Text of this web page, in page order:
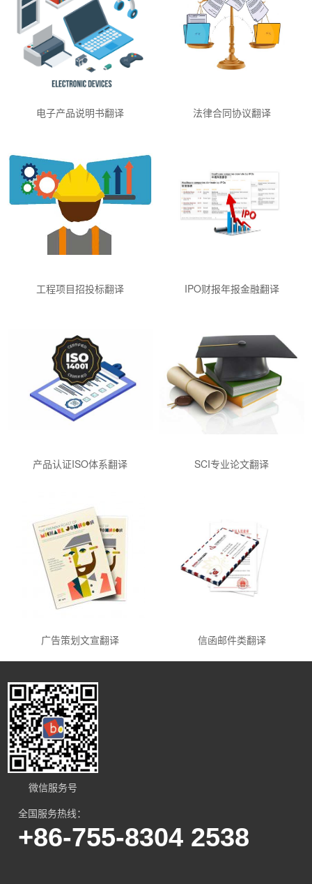
电子产品说明书翻译 法律合同协议翻译
工程项目招投标翻译 IPO财报年报金融翻译
产品认证ISO体系翻译 SCI专业论文翻译
广告策划文宣翻译 信函邮件类翻译
微信服务号
全国服务热线：
+86-755-8304 2538